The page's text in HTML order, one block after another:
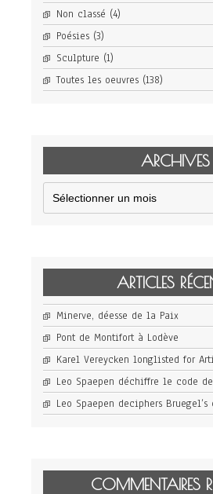
Non classé (4)
Poésies (3)
Sculpture (1)
Toutes les oeuvres (138)
ARCHIVES
Archives
ARTICLES
Minerve, déesse de la Paix
Pont de Montifort à Lodève
Karel Vereycken longlisted for
Leo Spaepen déchiffre le code
Leo Spaepen deciphers Bruegel’s
COMMENTAIRES